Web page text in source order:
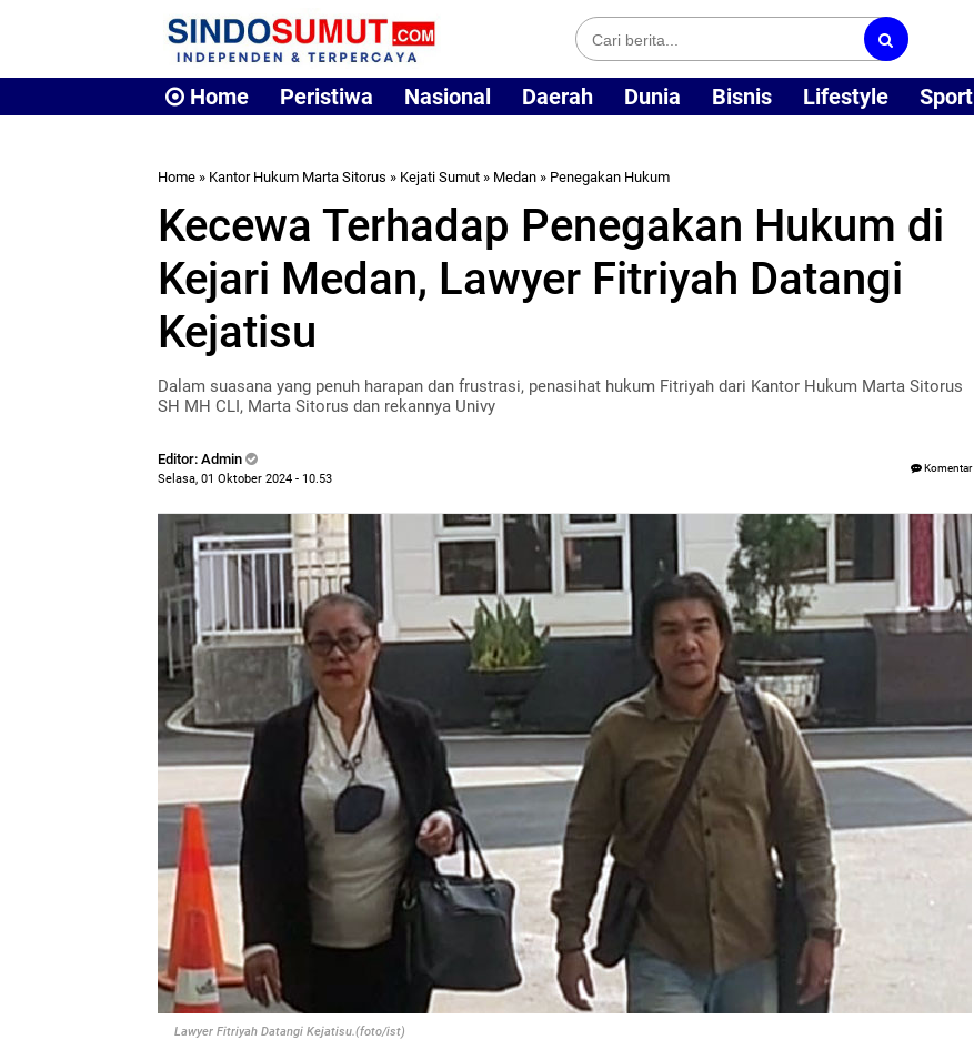
Home Peristiwa Nasional Daerah Dunia Bisnis Lifestyle Sport
Home » Kantor Hukum Marta Sitorus » Kejati Sumut » Medan » Penegakan Hukum
Kecewa Terhadap Penegakan Hukum di
Kejari Medan, Lawyer Fitriyah Datangi
Kejatisu
Dalam suasana yang penuh harapan dan frustrasi, penasihat hukum Fitriyah dari Kantor Hukum Marta Sitorus
SH MH CLI, Marta Sitorus dan rekannya Univy
Editor: Admin
Selasa, 01 Oktober 2024 - 10.53
Komentar
Lawyer Fitriyah Datangi Kejatisu.(foto/ist)